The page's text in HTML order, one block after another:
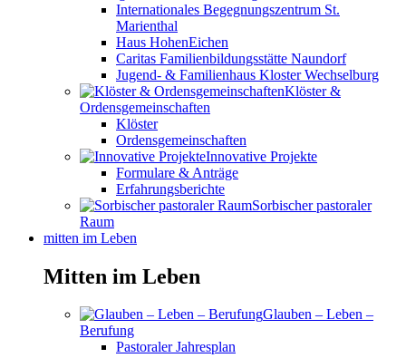
Internationales Begegnungszentrum St.
Marienthal
Haus HohenEichen
Caritas Familienbildungsstätte Naundorf
Jugend- & Familienhaus Kloster Wechselburg
Klöster &
Ordensgemeinschaften
Klöster
Ordensgemeinschaften
Innovative Projekte
Formulare & Anträge
Erfahrungsberichte
Sorbischer pastoraler
Raum
mitten im Leben
Mitten im Leben
Glauben – Leben –
Berufung
Pastoraler Jahresplan